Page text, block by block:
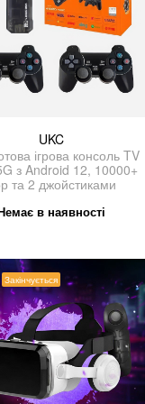
UKC
ігрова консоль TV
з Android 12, 10000+
та 2 джойстиками
в наявності
Закінчується